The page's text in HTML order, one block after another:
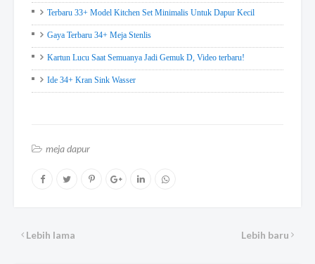
Terbaru 33+ Model Kitchen Set Minimalis Untuk Dapur Kecil
Gaya Terbaru 34+ Meja Stenlis
Kartun Lucu Saat Semuanya Jadi Gemuk D, Video terbaru!
Ide 34+ Kran Sink Wasser
meja dapur
Lebih baru
Lebih lama